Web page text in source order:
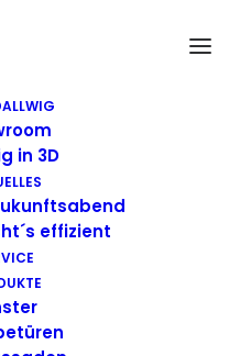
in 3D
effizient
Dich!